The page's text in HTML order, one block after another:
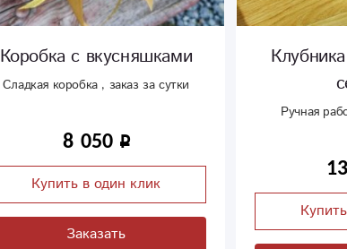
Коробка с вкусняшками
Сладкая коробка , заказ за сутки
8 050
Купить в один клик
Заказать
Ручная